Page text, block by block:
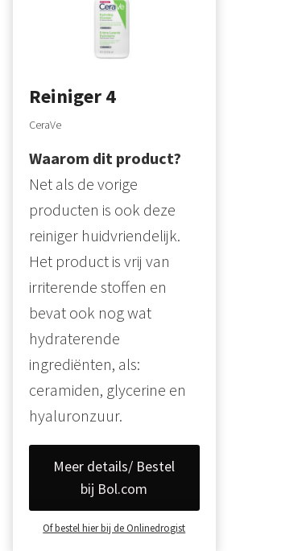
Reiniger 4
CeraVe
Waarom dit product?
Net als de vorige
producten is ook deze
reiniger huidvriendelijk.
Het product is vrij van
irriterende stoffen en
bevat ook nog wat
hydraterende
ingrediënten, als:
ceramiden, glycerine en
hyaluronzuur.
Meer details/ Bestel
bij Bol.com
Of bestel hier bij de Onlinedrogist